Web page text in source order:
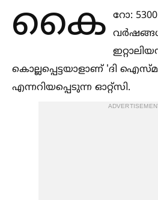
കൈ റോ: 5300
കൊല്ലപ്പെട്ടയാളാണ് 'ദി
എന്നറിയപ്പെടുന്ന ഓറ്റ്‌സി.